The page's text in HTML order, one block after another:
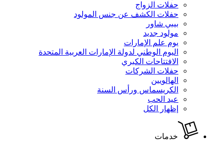
حفلات الزواج
حفلات الكشف عن جنس المولود
بيبي شاور
مولود جديد
يوم علم الإمارات
اليوم الوطني لدولة الإمارات العربية المتحدة
الافتتاحات الكبري
حفلات الشركات
الهالويين
الكريسماس ورأس السنة
عيد الحب
إظهار الكل
خدمات